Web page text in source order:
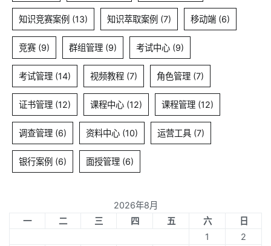
知识竞赛案例 (13) 知识萃取案例 (7) 移动端 (6)
竞赛 (9) 群组管理 (9) 考试中心 (9)
考试管理 (14) 视频教程 (7) 角色管理 (7)
证书管理 (12) 课程中心 (12) 课程管理 (12)
调查管理 (6) 资料中心 (10) 运营工具 (7)
银行案例 (6) 面授管理 (6)
2026年8月
一
二 三 四 五 六
日
1
2